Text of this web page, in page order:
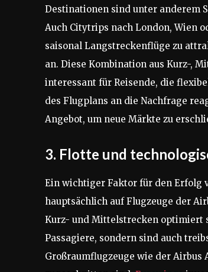
Destinationen sind unter anderem
Auch Citytrips nach London, Wien
saisonal Langstreckenflüge zu
an. Diese Kombination aus Kurz-,
interessant für Reisende, die
des Flugplans an die Nachfrage
Angebot, um neue Märkte zu
3. Flotte und
Ein wichtiger Faktor für den Erfolg
hauptsächlich auf Flugzeuge der
Kurz- und Mittelstrecken optimiert
Passagiere, sondern sind auch
Großraumflugzeuge wie der Airbus